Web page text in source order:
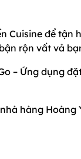
Cuisine để
rộn vất vả
– Ứng dụng
hàng Hoàng